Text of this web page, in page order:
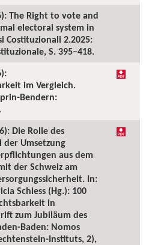
The Right to vote and
electoral system in
Costituzionali 2.2025:
S. 395–418.
im Vergleich.
Bendern:
Die Rolle des
der Umsetzung
aus dem
der Schweiz am
In:
Schiess (Hg.): 100
in
zum Jubiläum des
Baden: Nomos
Instituts, 2),